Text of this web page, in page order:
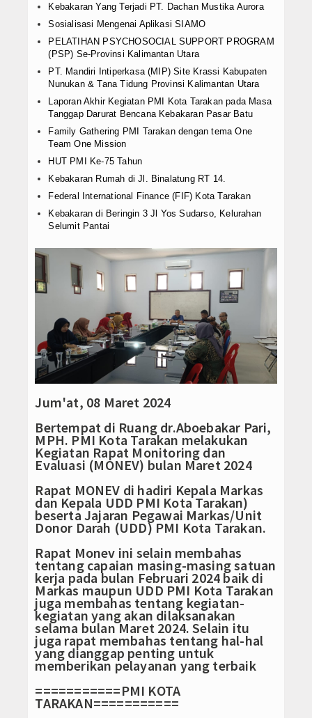
Berita Foto
Infografis
Operasi Ramadniya 2019
Download Area
Donasi Kemanusiaan
Semua Agenda
Kebakaran Yang Terjadi PT. Dachan Mustika Aurora
Sosialisasi Mengenai Aplikasi SIAMO
PELATIHAN PSYCHOSOCIAL SUPPORT PROGRAM
(PSP) Se-Provinsi Kalimantan Utara
PT. Mandiri Intiperkasa (MIP) Site Krassi Kabupaten
Nunukan & Tana Tidung Provinsi Kalimantan Utara
Laporan Akhir Kegiatan PMI Kota Tarakan pada Masa
Tanggap Darurat Bencana Kebakaran Pasar Batu
Family Gathering PMI Tarakan dengan tema One
Team One Mission
HUT PMI Ke-75 Tahun
Kebakaran Rumah di Jl. Binalatung RT 14.
Federal International Finance (FIF) Kota Tarakan
Kebakaran di Beringin 3 Jl Yos Sudarso, Kelurahan
Selumit Pantai
Jum'at, 08 Maret 2024
Bertempat di Ruang dr.Aboebakar Pari,
MPH. PMI Kota Tarakan melakukan
Kegiatan Rapat Monitoring dan
Evaluasi (MONEV) bulan Maret 2024
Rapat MONEV di hadiri Kepala Markas
dan Kepala UDD PMI Kota Tarakan)
beserta Jajaran Pegawai Markas/Unit
Donor Darah (UDD) PMI Kota Tarakan.
Rapat Monev ini selain membahas
tentang capaian masing-masing satuan
kerja pada bulan Februari 2024 baik di
Markas maupun UDD PMI Kota Tarakan
juga membahas tentang kegiatan-
kegiatan yang akan dilaksanakan
selama bulan Maret 2024. Selain itu
juga rapat membahas tentang hal-hal
yang dianggap penting untuk
memberikan pelayanan yang terbaik
===========PMI KOTA
TARAKAN===========